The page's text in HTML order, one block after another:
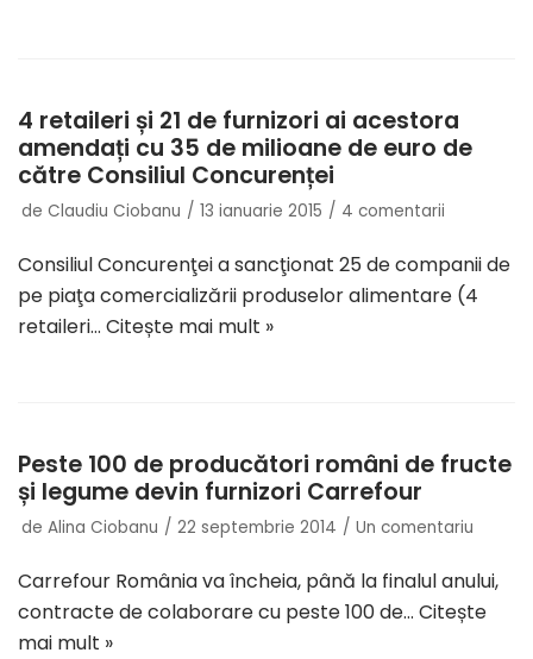
4 retaileri și 21 de furnizori ai acestora
amendați cu 35 de milioane de euro de
către Consiliul Concurenței
de Claudiu Ciobanu 13 ianuarie 2015 4 comentarii
Consiliul Concurenţei a sancţionat 25 de companii de
pe piaţa comercializării produselor alimentare (4
retaileri… Citește mai mult »
Peste 100 de producători români de fructe
și legume devin furnizori Carrefour
de Alina Ciobanu 22 septembrie 2014 Un comentariu
Carrefour România va încheia, până la finalul anului,
contracte de colaborare cu peste 100 de… Citește
mai mult »